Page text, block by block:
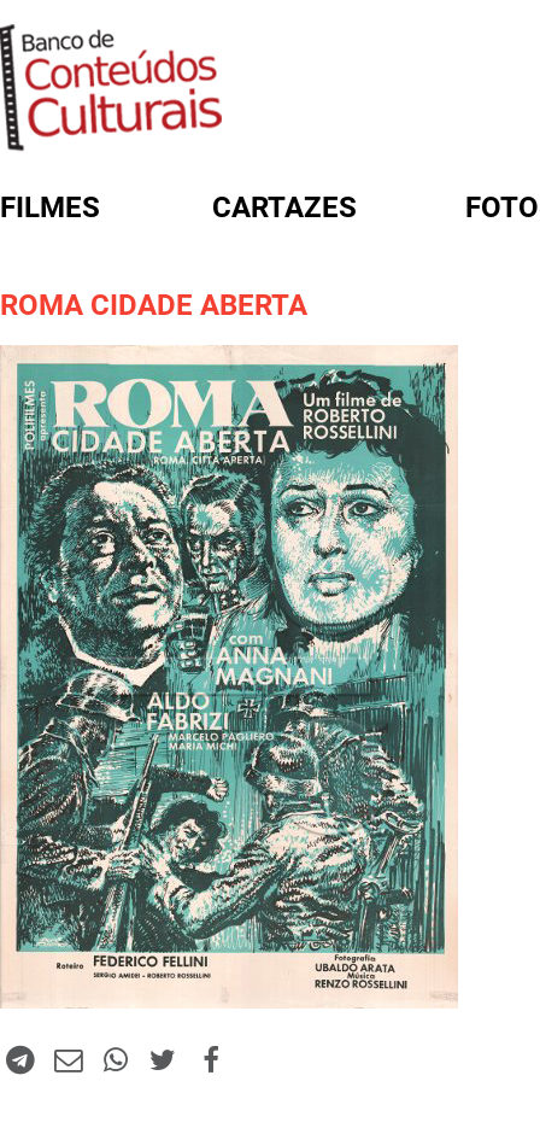
FILMES CARTAZES
ROMA CIDADE ABERTA